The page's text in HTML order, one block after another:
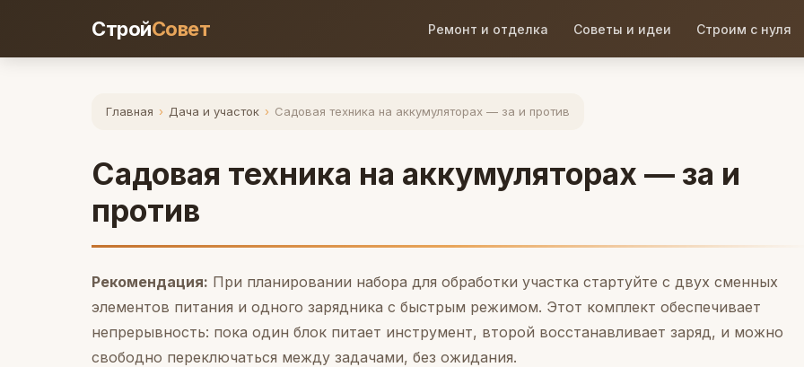
СтройСовет Ремонт и отделка Советы и идеи Строим с нуля
Главная › Дача и участок › Садовая техника на аккумуляторах — за и против
Садовая техника на аккумуляторах — за и
против
Рекомендация: При планировании набора для обработки участка стартуйте с двух сменных
элементов питания и одного зарядника с быстрым режимом. Этот комплект обеспечивает
непрерывность: пока один блок питает инструмент, второй восстанавливает заряд, и можно
свободно переключаться между задачами, без ожидания.